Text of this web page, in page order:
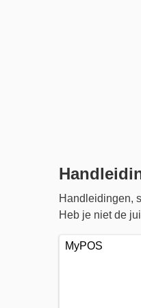
Handleidingen,
Heb je niet de
MyPOS